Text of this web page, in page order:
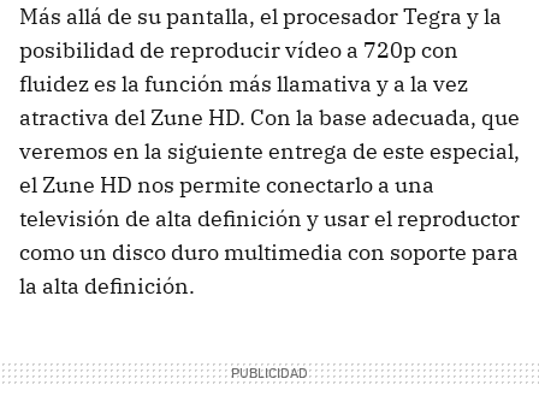
Más allá de su pantalla, el procesador Tegra y la
posibilidad de reproducir vídeo a 720p con
fluidez es la función más llamativa y a la vez
atractiva del Zune HD. Con la base adecuada, que
veremos en la siguiente entrega de este especial,
el Zune HD nos permite conectarlo a una
televisión de alta definición y usar el reproductor
como un disco duro multimedia con soporte para
la alta definición.